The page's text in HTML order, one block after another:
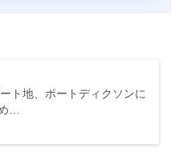
ト地、ポートディクソンに
…